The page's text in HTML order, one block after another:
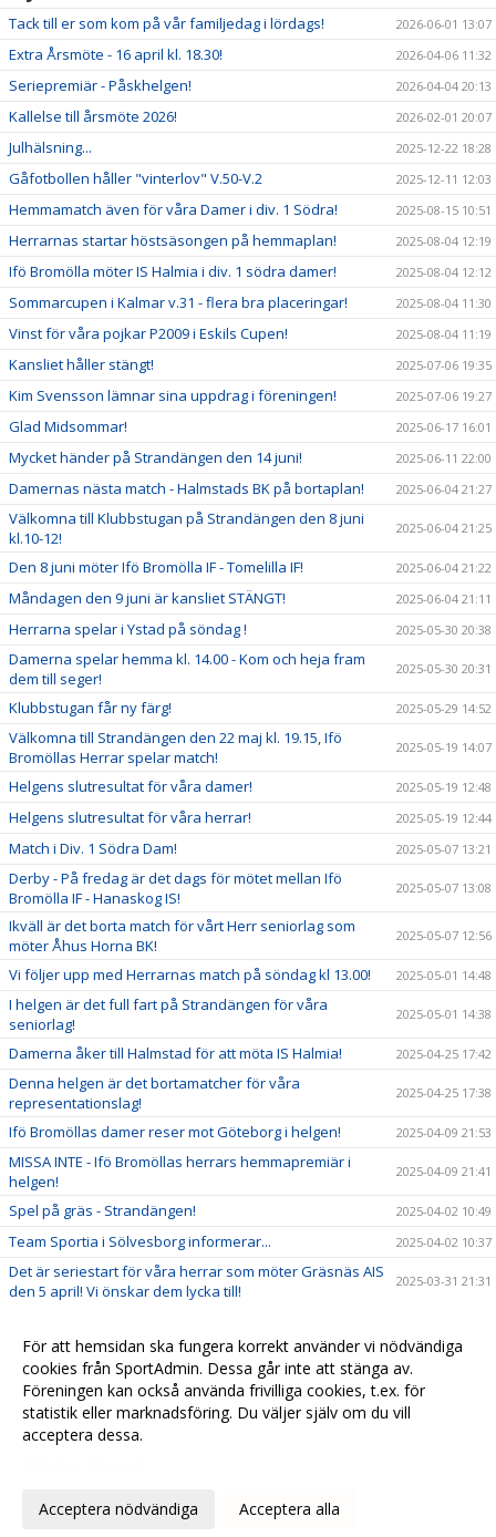
Tack till er som kom på vår familjedag i lördags! 2026-06-01 13:07
Extra Årsmöte - 16 april kl. 18.30! 2026-04-06 11:32
Seriepremiär - Påskhelgen! 2026-04-04 20:13
Kallelse till årsmöte 2026! 2026-02-01 20:07
Julhälsning... 2025-12-22 18:28
Gåfotbollen håller "vinterlov" V.50-V.2 2025-12-11 12:03
Hemmamatch även för våra Damer i div. 1 Södra! 2025-08-15 10:51
Herrarnas startar höstsäsongen på hemmaplan! 2025-08-04 12:19
Ifö Bromölla möter IS Halmia i div. 1 södra damer! 2025-08-04 12:12
Sommarcupen i Kalmar v.31 - flera bra placeringar! 2025-08-04 11:30
Vinst för våra pojkar P2009 i Eskils Cupen! 2025-08-04 11:19
Kansliet håller stängt! 2025-07-06 19:35
Kim Svensson lämnar sina uppdrag i föreningen! 2025-07-06 19:27
Glad Midsommar! 2025-06-17 16:01
Mycket händer på Strandängen den 14 juni! 2025-06-11 22:00
Damernas nästa match - Halmstads BK på bortaplan! 2025-06-04 21:27
Välkomna till Klubbstugan på Strandängen den 8 juni
kl.10-12!
2025-06-04 21:25
Den 8 juni möter Ifö Bromölla IF - Tomelilla IF! 2025-06-04 21:22
Måndagen den 9 juni är kansliet STÄNGT! 2025-06-04 21:11
Herrarna spelar i Ystad på söndag ! 2025-05-30 20:38
Damerna spelar hemma kl. 14.00 - Kom och heja fram
dem till seger!
2025-05-30 20:31
Klubbstugan får ny färg! 2025-05-29 14:52
Välkomna till Strandängen den 22 maj kl. 19.15, Ifö
Bromöllas Herrar spelar match!
2025-05-19 14:07
Helgens slutresultat för våra damer! 2025-05-19 12:48
Helgens slutresultat för våra herrar! 2025-05-19 12:44
Match i Div. 1 Södra Dam! 2025-05-07 13:21
Derby - På fredag är det dags för mötet mellan Ifö
Bromölla IF - Hanaskog IS!
2025-05-07 13:08
Ikväll är det borta match för vårt Herr seniorlag som
möter Åhus Horna BK!
2025-05-07 12:56
Vi följer upp med Herrarnas match på söndag kl 13.00! 2025-05-01 14:48
I helgen är det full fart på Strandängen för våra
seniorlag!
2025-05-01 14:38
Damerna åker till Halmstad för att möta IS Halmia! 2025-04-25 17:42
Denna helgen är det bortamatcher för våra
representationslag!
2025-04-25 17:38
Ifö Bromöllas damer reser mot Göteborg i helgen! 2025-04-09 21:53
MISSA INTE - Ifö Bromöllas herrars hemmapremiär i
helgen!
2025-04-09 21:41
Spel på gräs - Strandängen! 2025-04-02 10:49
Team Sportia i Sölvesborg informerar... 2025-04-02 10:37
Det är seriestart för våra herrar som möter Gräsnäs AIS
den 5 april! Vi önskar dem lycka till!
2025-03-31 21:31
fram våra damer!
Tider för fotografering 1 & 2 april i Sparbankshallen!
2025-03-24 10:12
2024-10-23 09:17
inställningar
Webbversion
För att hemsidan ska fungera korrekt använder vi nödvändiga
cookies från SportAdmin. Dessa går inte att stänga av.
Föreningen kan också använda frivilliga cookies, t.ex. för
statistik eller marknadsföring. Du väljer själv om du vill
acceptera dessa.
Acceptera nödvändiga Acceptera alla